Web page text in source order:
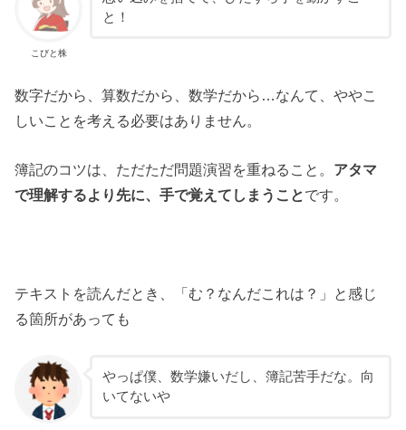
こびと株
と！
数字だから、算数だから、数学だから…なんて、ややこ
しいことを考える必要はありません。
簿記のコツは、ただただ問題演習を重ねること。 アタマ
で理解するより先に、手で覚えてしまうことです。
テキストを読んだとき、「む？なんだこれは？」と感じ
る箇所があっても
やっぱ僕、数学嫌いだし、簿記苦手だな。向
いてないや